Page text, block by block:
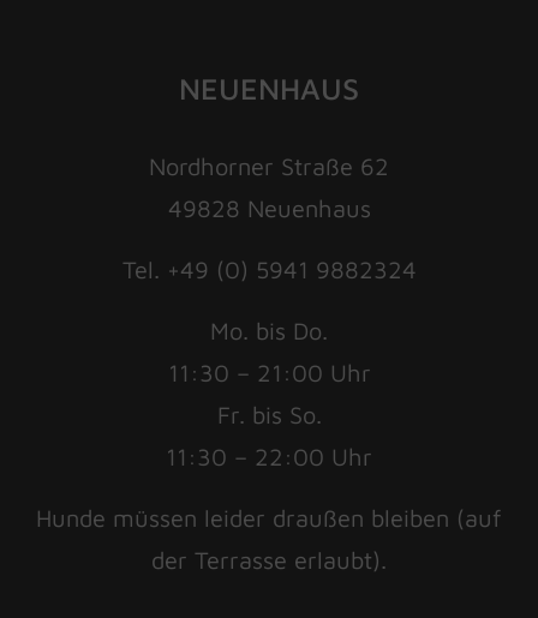
NEUENHAUS
Nordhorner Straße 62
49828 Neuenhaus
Tel. +49 (0) 5941 9882324
Mo. bis Do.
11:30 – 21:00 Uhr
Fr. bis So.
11:30 – 22:00 Uhr
Hunde müssen leider draußen bleiben (auf
der Terrasse erlaubt).